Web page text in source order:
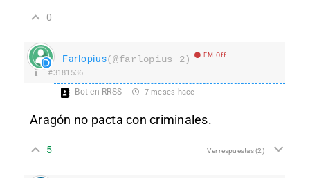
0
Farlopius(@farlopius_2) EM Off
#3181536
Bot en RRSS 7 meses hace
Aragón no pacta con criminales.
5 Ver respuestas(2)